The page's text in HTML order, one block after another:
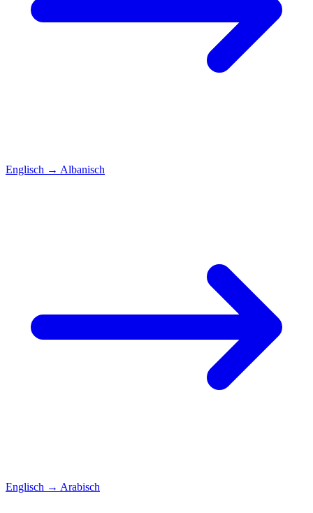
Englisch → Albanisch
Englisch → Arabisch